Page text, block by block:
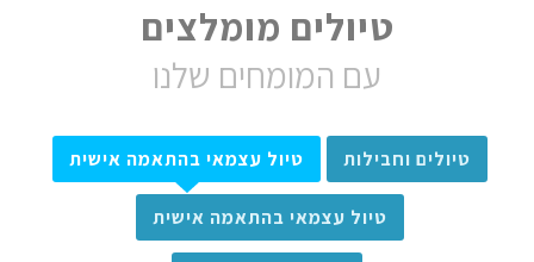
טיולים מומלצים
עם המומחים שלנו
טיולים וחבילות טיול עצמאי בהתאמה אישית
טיול עצמאי בהתאמה אישית